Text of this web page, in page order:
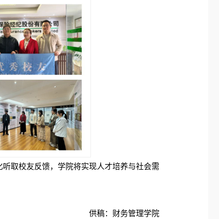
取校友反馈，学院将实现人才培养与社会需
供稿：财务管理学院